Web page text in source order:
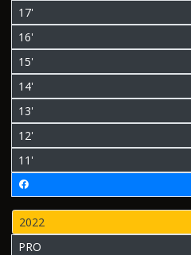
17'
16'
15'
14'
13'
12'
11'
2022
PRO